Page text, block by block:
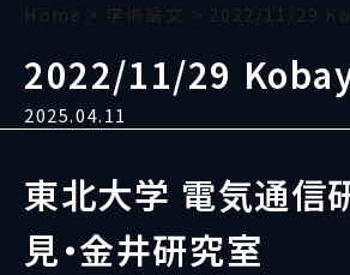
Home > 学術論文 > 2022/11/29
2022/11/29
2025.04.11
東北大学 電気通信
見・金井研究室